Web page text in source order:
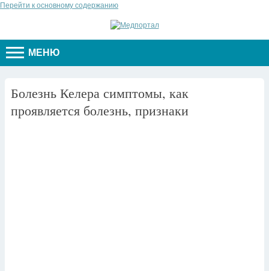
Перейти к основному содержанию
МЕНЮ
Болезнь Келера симптомы, как
проявляется болезнь, признаки